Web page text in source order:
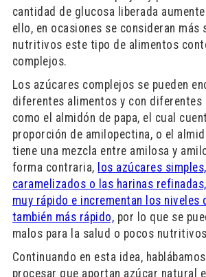
cantidad de glucosa liberada
ello, en ocasiones se consideran más
nutritivos este tipo de alimentos
complejos.
Los azúcares complejos se pueden
diferentes alimentos y con
como el almidón de papa, el cual
proporción de amilopectina, o el
tiene una mezcla entre amilosa y
forma contraria, los azúcares
caramelizados o las harinas
muy rápido e incrementan los niveles
también más rápido, por lo que se
malos para la salud o pocos
Continuando en esta idea,
procesar que aportan azúcar natural